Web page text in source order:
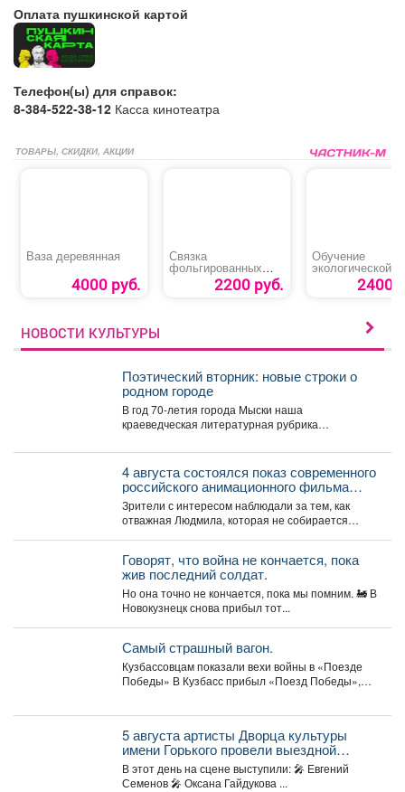
Оплата пушкинской картой
Телефон(ы) для справок:
8-384-522-38-12 Касса кинотеатра
ТОВАРЫ, СКИДКИ, АКЦИИ
Ваза деревянная
4000 руб.
Связка
фольгированных
сердец 2200 руб.
Обучение
экологической
безопасности
обращении с
2400
НОВОСТИ КУЛЬТУРЫ
Поэтический вторник: новые строки о
родном городе
В год 70-летия города Мыски наша
краеведческая литературная рубрика
читателей с...
4 августа состоялся показ современного
российского анимационного фильма
«Руслан и Людмила. Больше, чем
сказка» (2023).
Зрители с интересом наблюдали за тем, как
отважная Людмила, которая не собирается
Говорят, что война не кончается, пока
жив последний солдат.
Но она точно не кончается, пока мы помним. 🚂 В
Новокузнецк снова прибыл тот...
Самый страшный вагон.
Кузбассовцам показали вехи войны в «Поезде
Победы» В Кузбасс прибыл «Поезд Победы»,
5 августа артисты Дворца культуры
имени Горького провели выездной
концерт в реабилитационном центре
«Топаз».
В этот день на сцене выступили: 🎤 Евгений
Семенов 🎤 Оксана Гайдукова ...